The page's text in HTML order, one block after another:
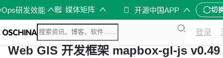
研发效能 媒体矩阵 开源中国APP 切
登录
Web GIS 开发框架 mapbox-gl-js v0.49